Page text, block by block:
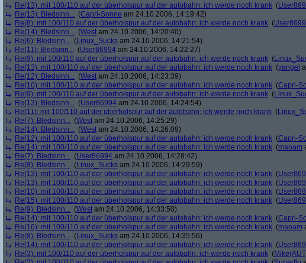
Re(13): mit 100/110 auf der überholspur auf der autobahn: ich werde noch krank (
Re(13): Bledsinn... (Capri-Sonne am 24.10.2006, 14:19:42)
Re(8): mit 100/110 auf der überholspur auf der autobahn: ich werde noch krank (
Re(14): Bledsinn... (West am 24.10.2006, 14:20:40)
Re(6): Bledsinn... (Linux_Sucks am 24.10.2006, 14:21:54)
Re(11): Bledsinn... (User86994 am 24.10.2006, 14:22:27)
Re(9): mit 100/110 auf der überholspur auf der autobahn: ich werde noch krank (
Re(13): mit 100/110 auf der überholspur auf der autobahn: ich werde noch krank (yangel
Re(12): Bledsinn... (West am 24.10.2006, 14:23:39)
Re(10): mit 100/110 auf der überholspur auf der autobahn: ich werde noch krank (Capri-
Re(9): mit 100/110 auf der überholspur auf der autobahn: ich werde noch krank (
Re(13): Bledsinn... (User86994 am 24.10.2006, 14:24:54)
Re(11): mit 100/110 auf der überholspur auf der autobahn: ich werde noch krank (
Re(7): Bledsinn... (West am 24.10.2006, 14:25:29)
Re(14): Bledsinn... (West am 24.10.2006, 14:26:09)
Re(12): mit 100/110 auf der überholspur auf der autobahn: ich werde noch krank (Capri-
Re(14): mit 100/110 auf der überholspur auf der autobahn: ich werde noch krank (maoam
Re(7): Bledsinn... (User86994 am 24.10.2006, 14:28:42)
Re(8): Bledsinn... (Linux_Sucks am 24.10.2006, 14:29:59)
Re(13): mit 100/110 auf der überholspur auf der autobahn: ich werde noch krank (
Re(13): mit 100/110 auf der überholspur auf der autobahn: ich werde noch krank (
Re(10): mit 100/110 auf der überholspur auf der autobahn: ich werde noch krank (
Re(15): mit 100/110 auf der überholspur auf der autobahn: ich werde noch krank (
Re(9): Bledsinn... (West am 24.10.2006, 14:33:50)
Re(14): mit 100/110 auf der überholspur auf der autobahn: ich werde noch krank (Capri-
Re(16): mit 100/110 auf der überholspur auf der autobahn: ich werde noch krank (maoam
Re(8): Bledsinn... (Linux_Sucks am 24.10.2006, 14:35:56)
Re(14): mit 100/110 auf der überholspur auf der autobahn: ich werde noch krank (
Re(3): mit 100/110 auf der überholspur auf der autobahn: ich werde noch krank (